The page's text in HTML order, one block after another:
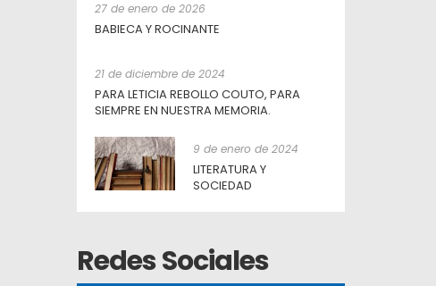
27 de enero de 2026
BABIECA Y ROCINANTE
21 de diciembre de 2024
PARA LETICIA REBOLLO COUTO, PARA
SIEMPRE EN NUESTRA MEMORIA.
9 de enero de 2024
LITERATURA Y
SOCIEDAD
Redes Sociales